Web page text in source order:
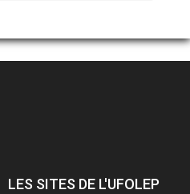
LES SITES DE L'UFOLEP